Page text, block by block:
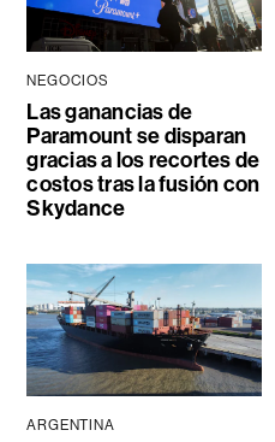
NEGOCIOS
Las ganancias de
Paramount se disparan
gracias a los recortes de
costos tras la fusión con
Skydance
ARGENTINA